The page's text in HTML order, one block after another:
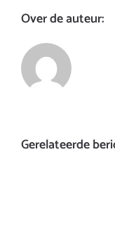
Over de auteur:
Gerelateerde